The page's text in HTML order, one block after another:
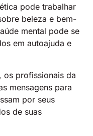
pode trabalhar
beleza e bem-
mental pode se
em autoajuda e
os profissionais da
mensagens para
por seus
de suas